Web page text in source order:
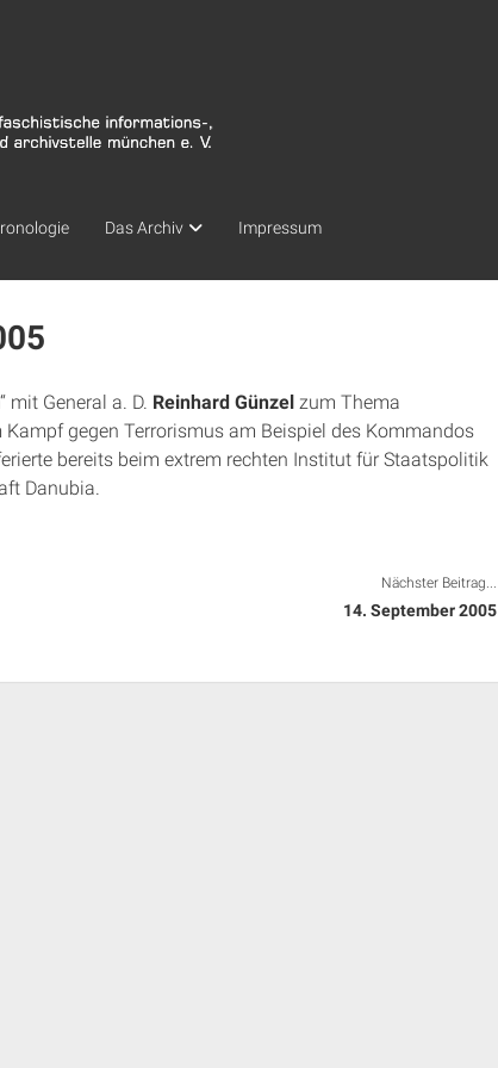
Das Archiv Impressum
mit General a. D. Reinhard Günzelzum Thema
Kampf gegen Terrorismus am Beispiel des Kommandos
bereits beim extrem rechten Institut für Staatspolitik
Danubia.
Nächster Beitrag...
14. September 2005